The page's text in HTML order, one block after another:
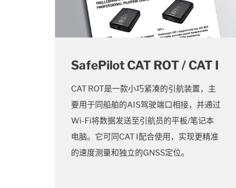
SafePilot CAT ROT / CAT I
CAT ROT是一款小巧紧凑的引航装置，主
要用于同船舶的AIS驾驶端口相接，并通过
Wi-Fi将数据发送至引航员的平板/笔记本
电脑。它可同CAT I配合使用，实现更精准
的速度测量和独立的GNSS定位。